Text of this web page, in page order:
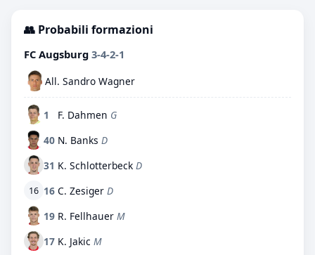
👥 Probabili formazioni
FC Augsburg 3-4-2-1
All. Sandro Wagner
1 F. Dahmen G
40 N. Banks D
31 K. Schlotterbeck D
16 16 C. Zesiger D
19 R. Fellhauer M
17 K. Jakic M